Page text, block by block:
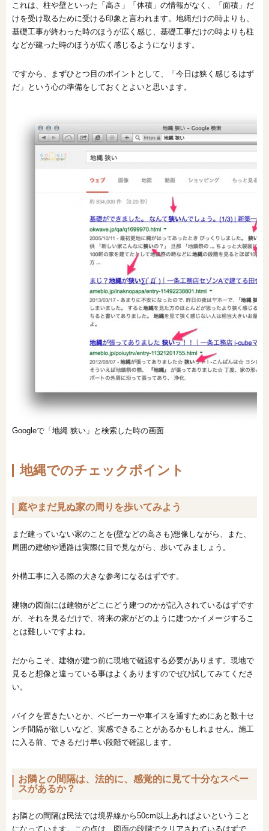
これは、柱や壁といった「高さ」「体積」の情報がなく、「面積」だ
けを受け取るために受ける印象と言われます。地縄だけの時よりも、
基礎工事が終わった時のほうが広く感じ、基礎工事だけの時よりも柱
などが建った時のほうが広く感じるようになります。
ですから、まずひとつ目のポイントとして、「今日は狭く感じるはず
だ」という心の準備をしておくとよいと思います。
Googleで「地縄 狭い」と検索した時の画面
地縄でのチェックポイント
庭やまだ見ぬ家の周りを歩いてみよう
まだ建っていない家のことを(壁などの高さも)想像しながら、また、
周囲の建物や通路は実際に目で見ながら、歩いてみましょう。
外構工事に入る際の大きな参考になるはずです。
建物の図面には建物がどこにどう建つのかが記入されているはずです
が、それを見るだけで、将来の家がどのように建つかイメージするこ
とは難しいですよね。
だからこそ、建物が建つ前に現地で確認する必要があります。現地で
見ると想像と違っている事はよくありますのでぜひ試してみてくださ
い。
バイクを置きたいとか、ベビーカーや車イスを通すためにあと数十セ
ンチ間隔が欲しいなど、実感できることがあるかもしれません。施工
に入る前、できるだけ早い段階で確認します。
お隣との間隔は、法的に、感覚的に見て十分なスペー
スがあるか？
お隣との間隔は民法では境界線から50cm以上あればよいということ
になっています。この点は、図面の段階でクリアされているはずで